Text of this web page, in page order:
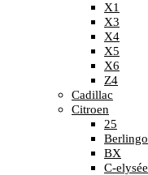
X1
X3
X4
X5
X6
Z4
Cadillac
Citroen
25
Berlingo
BX
C-elysée